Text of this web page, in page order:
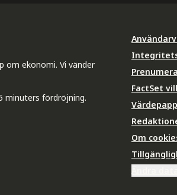
om ekonomi. Vi vänder
minuters fördröjning.
FactSet
Om